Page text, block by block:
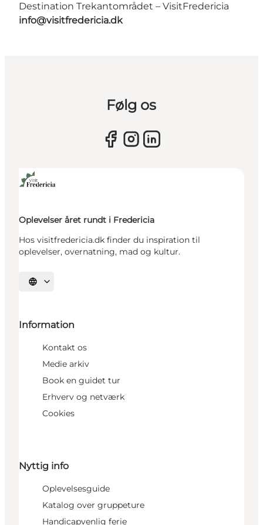
Destination Trekantområdet – VisitFredericia
info@visitfredericia.dk
Følg os
Oplevelser året rundt i Fredericia
Hos visitfredericia.dk finder du inspiration til
oplevelser, overnatning, mad og kultur.
Vælg sprog
Information
Kontakt os
Medie arkiv
Book en guidet tur
Erhverv og netværk
Cookies
Nyttig info
Oplevelsesguide
Katalog over gruppeture
Handicapvenlig ferie